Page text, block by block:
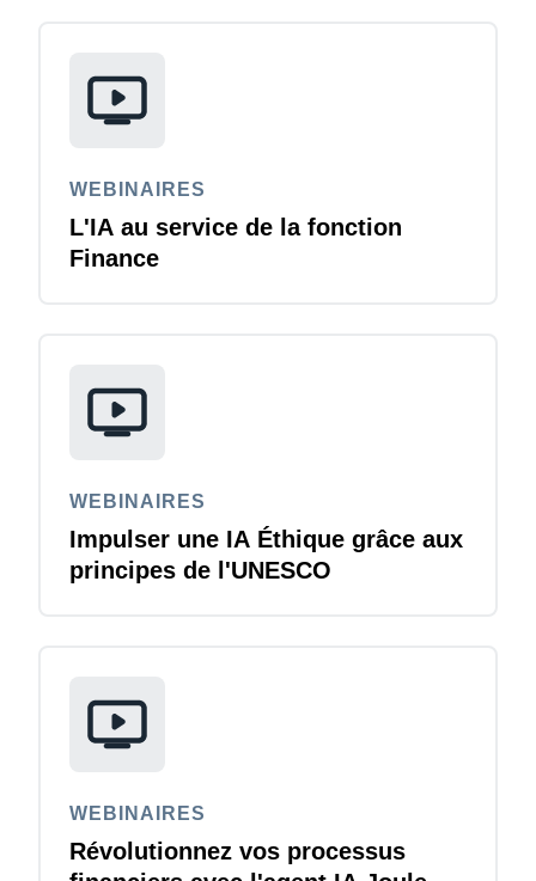
WEBINAIRES
L'IA au service de la fonction
Finance
WEBINAIRES
Impulser une IA Éthique grâce aux
principes de l'UNESCO
WEBINAIRES
Révolutionnez vos processus